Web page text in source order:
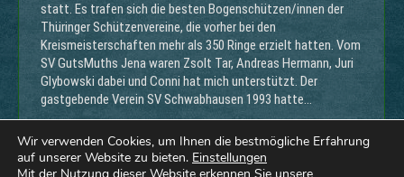
statt. Es trafen sich die besten Bogenschützen/innen der
Thüringer Schützenvereine, die vorher bei den
Kreismeisterschaften mehr als 350 Ringe erzielt hatten. Vom
SV GutsMuths Jena waren Zsolt Tar, Andreas Hermann, Juri
Glybowski dabei und Conni hat mich unterstützt. Der
gastgebende Verein SV Schwabhausen 1993 hatte…
Wir verwenden Cookies, um Ihnen die bestmögliche Erfahrung
auf unserer Website zu bieten. Einstellungen